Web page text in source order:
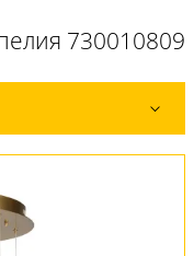
730010809